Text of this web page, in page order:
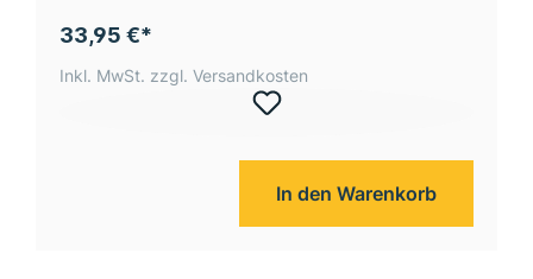
33,95 €*
Inkl. MwSt. zzgl. Versandkosten
In den Warenkorb